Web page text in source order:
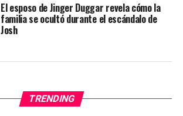
El esposo de Jinger Duggar revela cómo la
familia se ocultó durante el escándalo de
Josh
TRENDING